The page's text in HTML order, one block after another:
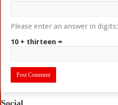
Please enter an answer in digits:
10 + thirteen =